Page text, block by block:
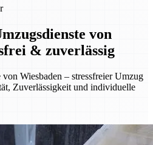
von
& zuverlässig
Wiesbaden – stressfreier Umzug
Zuverlässigkeit und individuelle